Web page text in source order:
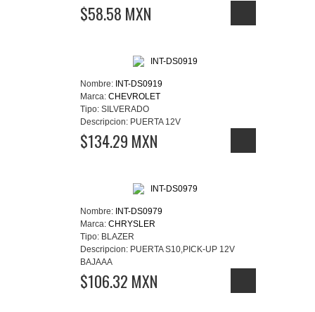
$58.58 MXN
Nombre: INT-DS0919
Marca: CHEVROLET
Tipo: SILVERADO
Descripcion: PUERTA 12V
$134.29 MXN
Nombre: INT-DS0979
Marca: CHRYSLER
Tipo: BLAZER
Descripcion: PUERTA S10,PICK-UP 12V
BAJAAA
$106.32 MXN